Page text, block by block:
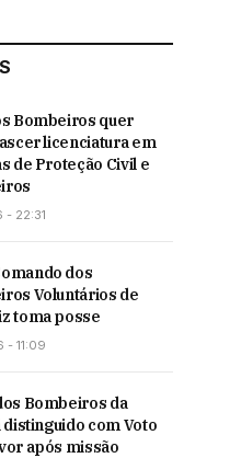
Bombeiros quer
licenciatura em
de Proteção Civil e
- 22:31
dos
Voluntários de
toma posse
- 11:09
Bombeiros da
distinguido com Voto
após missão